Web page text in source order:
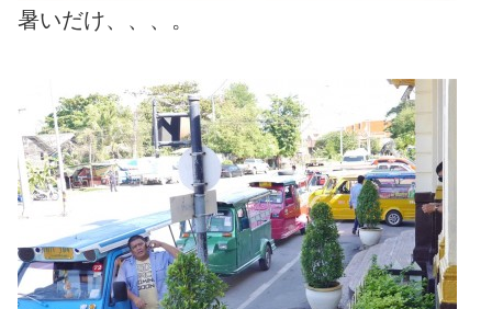
暑いだけ、、、。